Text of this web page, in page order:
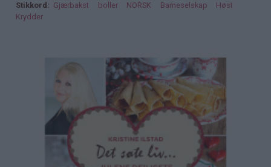
Stikkord
Gjærbakst boller NORSK Barneselskap
Høst
Krydder